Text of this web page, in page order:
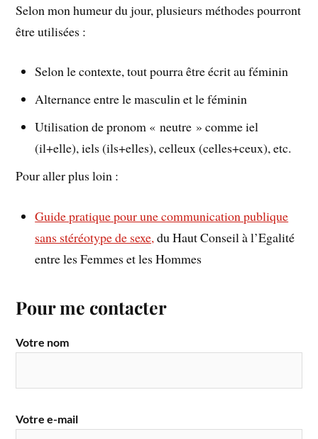
Selon mon humeur du jour, plusieurs méthodes pourront
être utilisées :
Selon le contexte, tout pourra être écrit au féminin
Alternance entre le masculin et le féminin
Utilisation de pronom « neutre » comme iel
(il+elle), iels (ils+elles), celleux (celles+ceux), etc.
Pour aller plus loin :
Guide pratique pour une communication publique
sans stéréotype de sexe, du Haut Conseil à l’Egalité
entre les Femmes et les Hommes
Pour me contacter
Votre nom
Votre e-mail